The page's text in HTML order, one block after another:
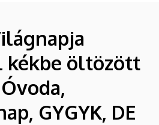
kékbe öltözött
GYGYK, DE